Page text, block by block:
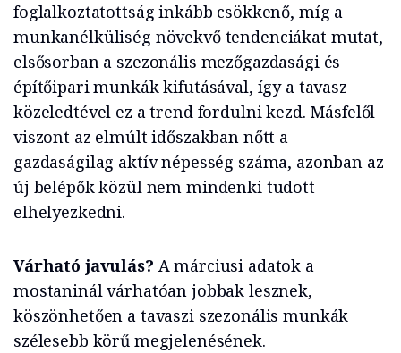
foglalkoztatottság inkább csökkenő, míg a
munkanélküliség növekvő tendenciákat mutat,
elsősorban a szezonális mezőgazdasági és
építőipari munkák kifutásával, így a tavasz
közeledtével ez a trend fordulni kezd. Másfelől
viszont az elmúlt időszakban nőtt a
gazdaságilag aktív népesség száma, azonban az
új belépők közül nem mindenki tudott
elhelyezkedni.
Várható javulás? A márciusi adatok a
mostaninál várhatóan jobbak lesznek,
köszönhetően a tavaszi szezonális munkák
szélesebb körű megjelenésének.